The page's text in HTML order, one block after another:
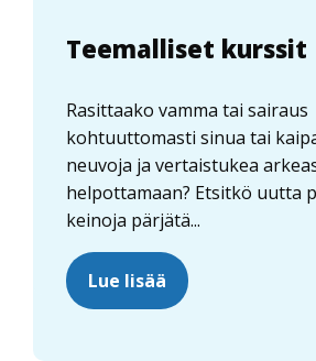
Teemalliset kurssit
Rasittaako vamma tai sairaus
kohtuuttomasti sinua tai
neuvoja ja vertaistukea
helpottamaan? Etsitkö uutta
keinoja pärjätä...
Lue lisää